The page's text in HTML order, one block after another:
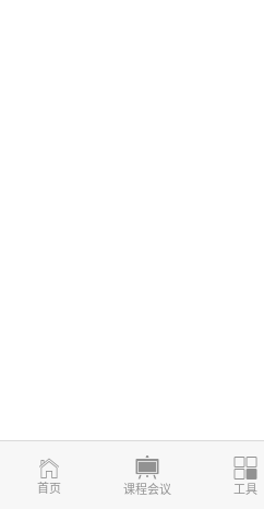
首页 课程会议 工具